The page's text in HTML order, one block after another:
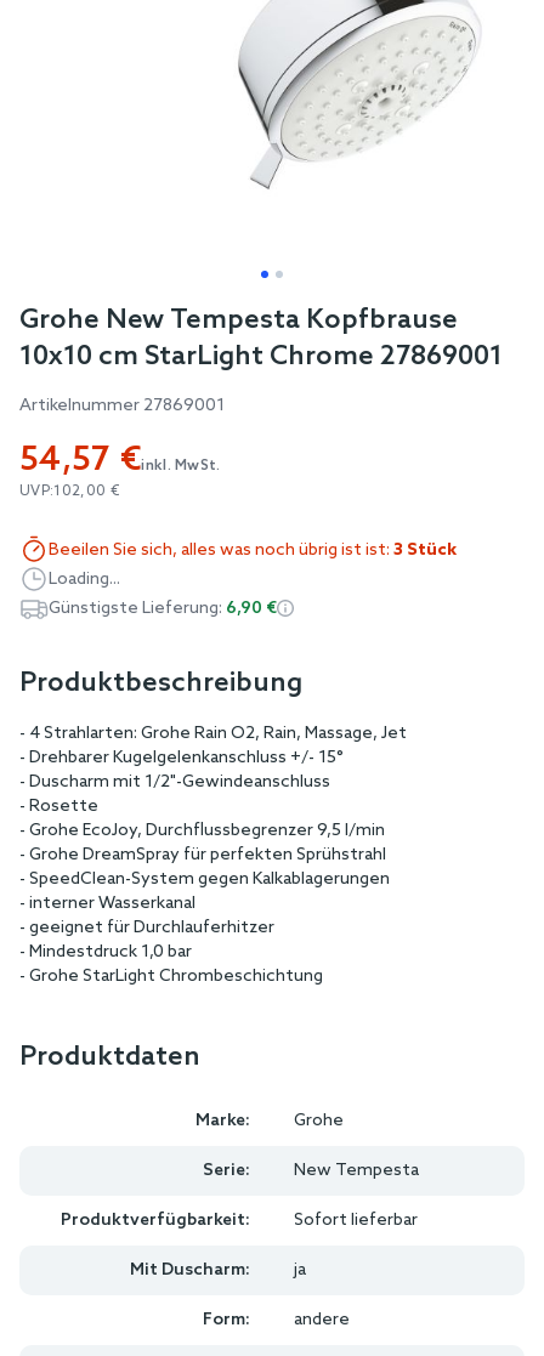
Skip
to
beginning
the
images
Grohe New Tempesta Kopfbrause
10x10 cm StarLight Chrome 27869001
Artikelnummer 27869001
54,57 €inkl. MwSt.
UVP:102,00 €
Beeilen Sie sich, alles was noch übrig ist ist: 3 Stück
Loading...
Günstigste Lieferung: 6,90 €
Produktbeschreibung
- 4 Strahlarten: Grohe Rain O2, Rain, Massage, Jet
- Drehbarer Kugelgelenkanschluss +/- 15°
- Duscharm mit 1/2"-Gewindeanschluss
- Rosette
- Grohe EcoJoy, Durchflussbegrenzer 9,5 l/min
- Grohe DreamSpray für perfekten Sprühstrahl
- SpeedClean-System gegen Kalkablagerungen
- interner Wasserkanal
- geeignet für Durchlauferhitzer
- Mindestdruck 1,0 bar
- Grohe StarLight Chrombeschichtung
Produktdaten
Marke: Grohe
Serie: New Tempesta
Produktverfügbarkeit: Sofort lieferbar
Mit Duscharm: ja
Form: andere